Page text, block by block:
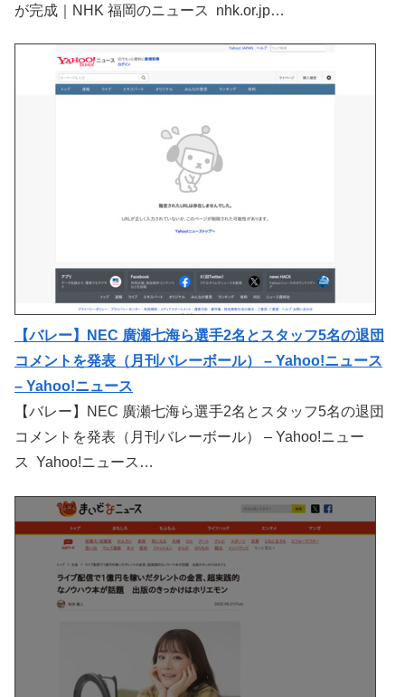
が完成｜NHK 福岡のニュース nhk.or.jp…
【バレー】NEC 廣瀬七海ら選手2名とスタッフ5名の退団
コメントを発表（月刊バレーボール） – Yahoo!ニュース
– Yahoo!ニュース
【バレー】NEC 廣瀬七海ら選手2名とスタッフ5名の退団
コメントを発表（月刊バレーボール） – Yahoo!ニュー
ス Yahoo!ニュース…